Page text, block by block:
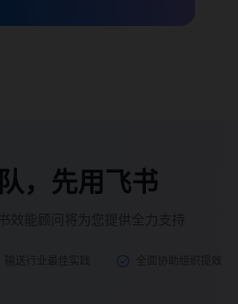
，先用飞书